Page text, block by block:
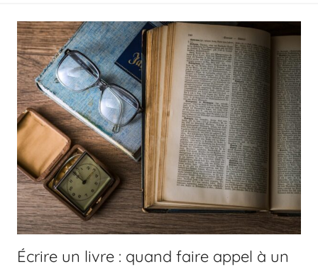
Écrire un livre : quand faire appel à un